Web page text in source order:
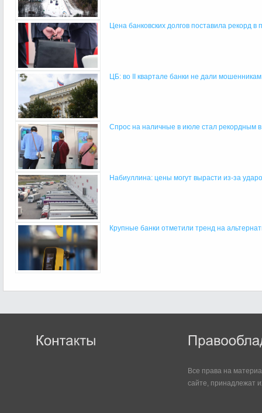
Цена банковских долгов поставила рекорд в
ЦБ: во II квартале банки не дали мошенникам
Спрос на наличные в июле стал рекордным в
Набиуллина: цены могут вырасти из-за
Крупные банки отметили тренд на
Все права на
сайте, принадлежат